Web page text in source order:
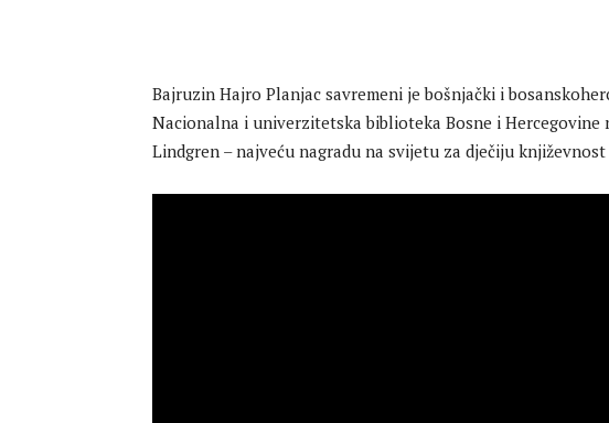
Bajruzin Hajro Planjac savremeni je bošnjački i
Nacionalna i univerzitetska biblioteka Bosne i Hercegovine
Lindgren – najveću nagradu na svijetu za dječiju književnost